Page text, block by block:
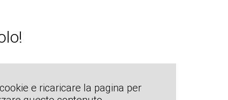
e ricaricare la pagina per